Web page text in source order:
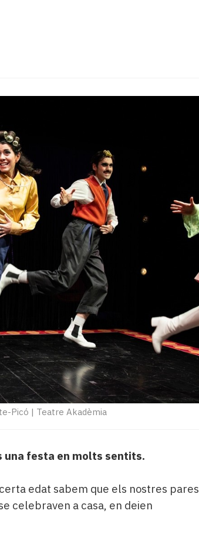
Picó | Teatre Akadèmia
una festa en molts sentits.
edat sabem que els nostres pares
celebraven a casa, en deien